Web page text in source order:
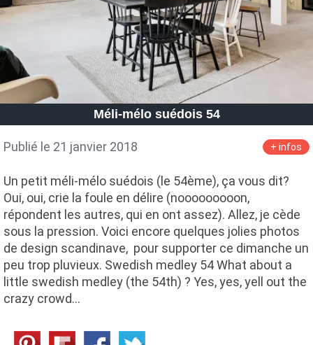
Méli-mélo suédois 54
Publié le 21 janvier 2018 + infos
Un petit méli-mélo suédois (le 54ème), ça vous dit?
Oui, oui, crie la foule en délire (nooooooooon,
répondent les autres, qui en ont assez). Allez, je cède
sous la pression. Voici encore quelques jolies photos
de design scandinave, pour supporter ce dimanche un
peu trop pluvieux. Swedish medley 54 What about a
little swedish medley (the 54th) ? Yes, yes, yell out the
crazy crowd…